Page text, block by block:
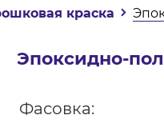
краска
Эпоксидно-
Фасовка: